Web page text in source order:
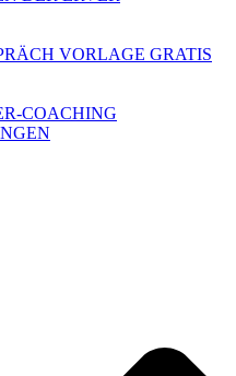
VORLAGE GRATIS
COACHING